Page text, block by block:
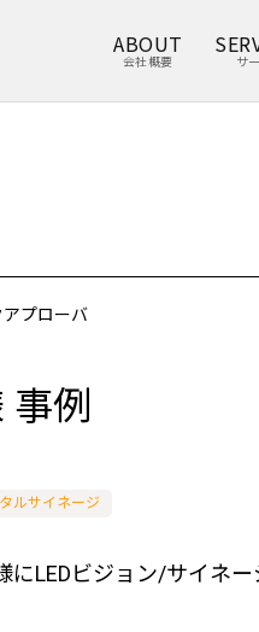
ABOUT
会社概要 サ
アプローバ
事例
ルサイネージ
LEDビジョン/サイネ